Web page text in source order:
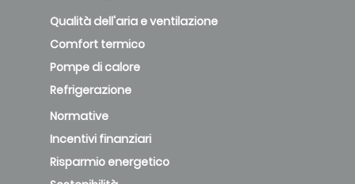
210
92
OPTIMOCOSY
HR ACCESS
OPTIMOCOSY
HR PLUS
Qualità dell'aria e ventilazione
Comfort termico
Pompe di calore
Refrigerazione
Normative
Incentivi finanziari
Risparmio energetico